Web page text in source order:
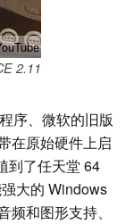
2.11
序、微软的旧版
在原始硬件上启
到了任天堂 64
大的 Windows
和图形支持、